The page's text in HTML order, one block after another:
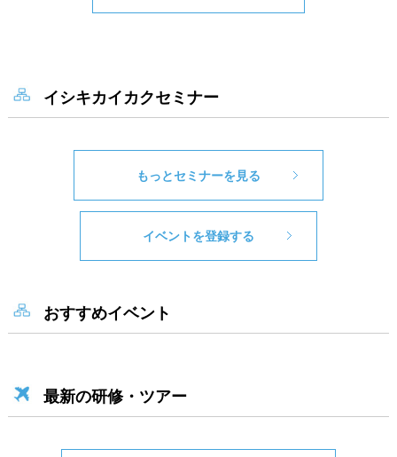
イシキカイカクセミナー
もっとセミナーを見る
イベントを登録する
おすすめイベント
最新の研修・ツアー